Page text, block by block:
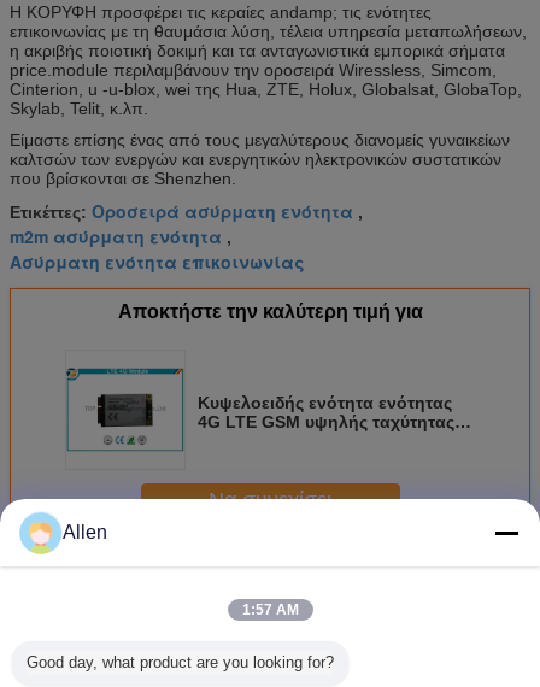
Η ΚΟΡΥΦΗ προσφέρει τις κεραίες andamp; τις ενότητες
επικοινωνίας με τη θαυμάσια λύση, τέλεια υπηρεσία μεταπωλήσεων,
η ακριβής ποιοτική δοκιμή και τα ανταγωνιστικά εμπορικά σήματα
price.module περιλαμβάνουν την οροσειρά Wiressless, Simcom,
Cinterion, u -u-blox, wei της Hua, ZTE, Holux, Globalsat, GlobaTop,
Skylab, Telit, κ.λπ.
Είμαστε επίσης ένας από τους μεγαλύτερους διανομείς γυναικείων
καλτσών των ενεργών και ενεργητικών ηλεκτρονικών συστατικών
που βρίσκονται σε Shenzhen.
Ετικέττες: Οροσειρά ασύρματη ενότητα ,
m2m ασύρματη ενότητα ,
Ασύρματη ενότητα επικοινωνίας
Αποκτήστε την καλύτερη τιμή για
Κυψελοειδής ενότητα ενότητας
4G LTE GSM υψηλής ταχύτητας
Να συνεχίσει
ΠερισσότεροιΜονάδα 4G 5G
Allen
1:57 AM
Good day, what product are you looking for?